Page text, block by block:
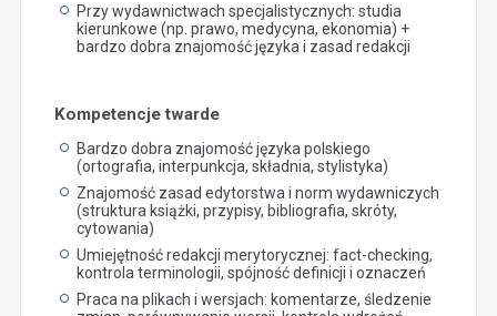
Przy wydawnictwach specjalistycznych: studia
kierunkowe (np. prawo, medycyna, ekonomia) +
bardzo dobra znajomość języka i zasad redakcji
Kompetencje twarde
Bardzo dobra znajomość języka polskiego
(ortografia, interpunkcja, składnia, stylistyka)
Znajomość zasad edytorstwa i norm wydawniczych
(struktura książki, przypisy, bibliografia, skróty,
cytowania)
Umiejętność redakcji merytorycznej: fact-checking,
kontrola terminologii, spójność definicji i oznaczeń
Praca na plikach i wersjach: komentarze, śledzenie